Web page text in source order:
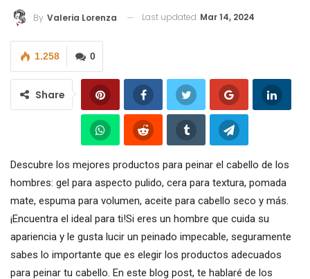
By Valeria Lorenza Last updated Mar 14, 2024
0
1.258
Share
Descubre los mejores productos para peinar el cabello de los
hombres: gel para aspecto pulido, cera para textura, pomada
mate, espuma para volumen, aceite para cabello seco y más.
¡Encuentra el ideal para ti!Si eres un hombre que cuida su
apariencia y le gusta lucir un peinado impecable, seguramente
sabes lo importante que es elegir los productos adecuados
para peinar tu cabello. En este blog post, te hablaré de los